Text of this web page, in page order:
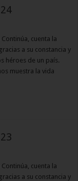
cuenta la
a su constancia y
héroes de un país.
muestra la vida
cuenta la
a su constancia y